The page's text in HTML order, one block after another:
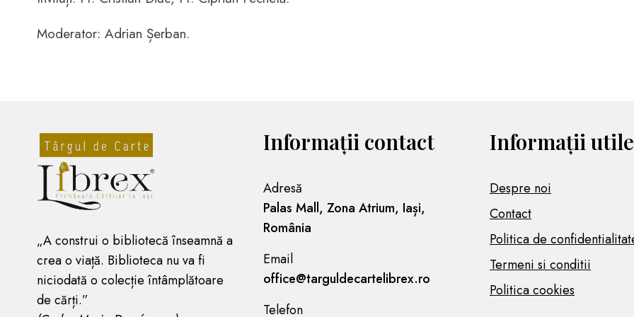
Moderator: Adrian Șerban.
„A construi o bibliotecă înseamnă a
crea o viață. Biblioteca nu va fi
niciodată o colecție întâmplătoare
de cărți.”
Informații contact
Adresă
Palas Mall, Zona Atrium, Iași,
România
Email
office@targuldecartelibrex.ro
Telefon
Informații utile
Despre noi
Contact
Politica de
Termeni si conditii
Politica cookies